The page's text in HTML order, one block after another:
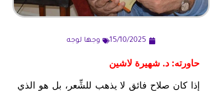
15/10/2025 وجها لوجه
حاورته: د. شهيرة لاشين
إذا كان صلاح فائق لا يذهب للشِّعر، بل هو الذي